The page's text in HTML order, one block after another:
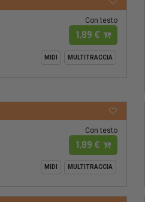
Con testo
1,89 €
MIDI MULTITRACCIA
Con testo
1,89 €
MIDI MULTITRACCIA